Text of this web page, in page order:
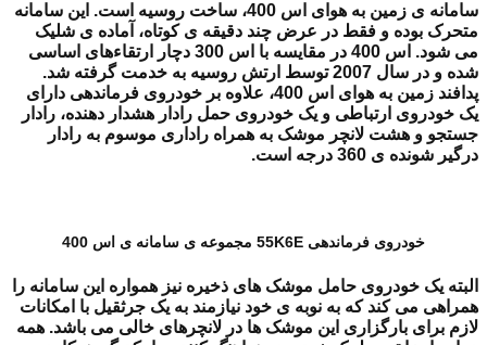
سامانه ی زمین به هوای اس 400، ساخت روسیه است. این سامانه
متحرک بوده و فقط در عرض چند دقیقه ی کوتاه، آماده ی شلیک
می شود. اس 400 در مقایسه با اس 300 دچار ارتقاءهای اساسی
شده و در سال 2007 توسط ارتش روسیه به خدمت گرفته شد.
پدافند زمین به هوای اس 400، علاوه بر خودروی فرماندهی دارای
یک خودروی ارتباطی و یک خودروی حمل رادار هشدار دهنده، رادار
جستجو و هشت لانچر موشک به همراه راداری موسوم به رادار
درگیر شونده ی 360 درجه است.
خودروی فرماندهی 55K6E مجموعه ی سامانه ی اس 400
البته یک خودروی حامل موشک های ذخیره نیز همواره این سامانه را
همراهی می کند که به نوبه ی خود نیازمند به یک جرثقیل با امکانات
لازم برای بارگزاری این موشک ها در لانچرهای خالی می باشد. همه